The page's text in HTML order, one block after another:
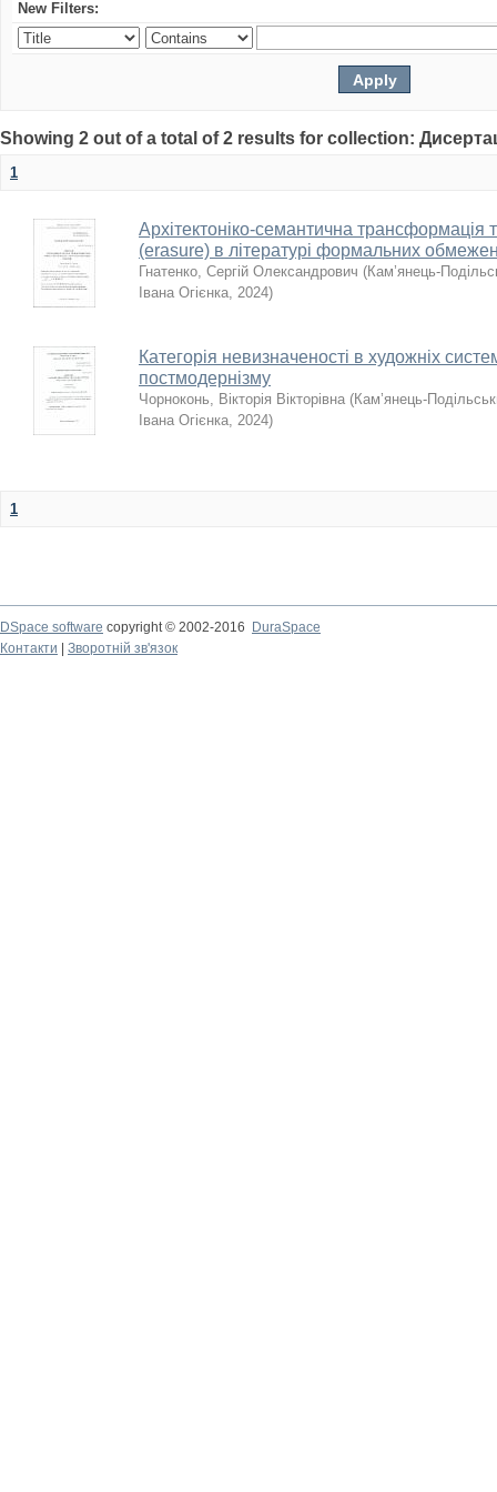
New Filters:
Showing 2 out of a total of 2 results for collection:
1
Архітектоніко-семантична трансформація
(erasure) в літературі формальних
Гнатенко, Сергій Олександрович (Кам’янець-
Івана Огієнка, 2024)
Категорія невизначеності в художніх
постмодернізму
Чорноконь, Вікторія Вікторівна (Кам’янець-
Івана Огієнка, 2024)
1
DSpace software copyright © 2002-2016
DuraSpace
Контакти
Зворотній зв'язок